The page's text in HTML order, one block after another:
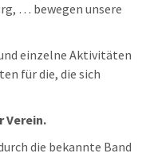
… bewegen unsere
einzelne Aktivitäten
für die, die sich
Verein.
die bekannte Band